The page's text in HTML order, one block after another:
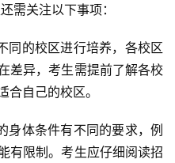
需关注以下事项：
同的校区进行培养，各校区
差异，考生需提前了解各校
合自己的校区。
身体条件有不同的要求，例
有限制。考生应仔细阅读招